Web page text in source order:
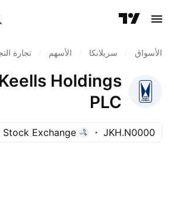
الأسواق سريلانكا الأسهم تجارة
Holdings
PLC
JKH.N0000
Exchange